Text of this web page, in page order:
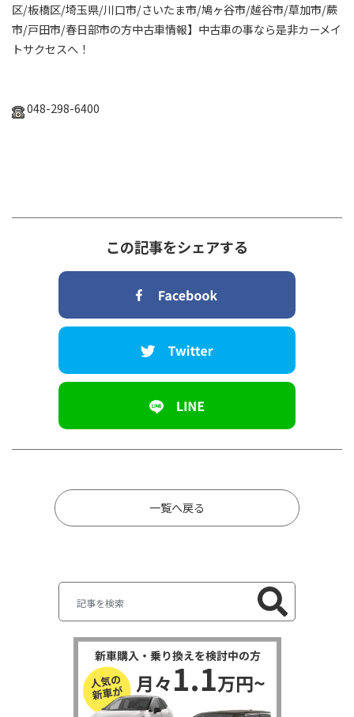
区/板橋区/埼玉県/川口市/さいたま市/鳩ヶ谷市/越谷市/草加市/蕨
市/戸田市/春日部市の方中古車情報】中古車の事なら是非カーメイ
トサクセスへ！
048-298-6400
この記事をシェアする
一覧へ戻る